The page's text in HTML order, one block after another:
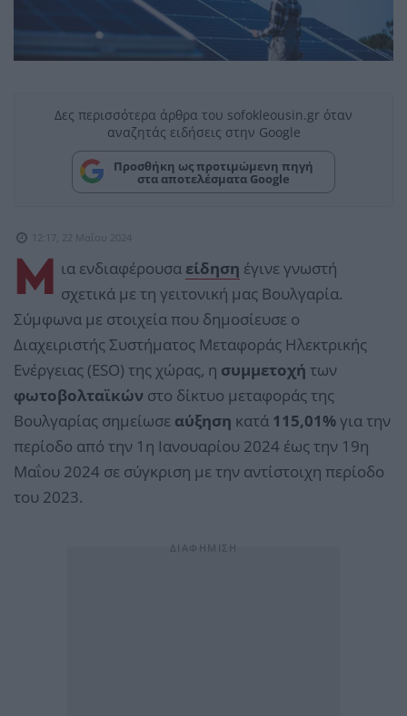
Δες περισσότερα άρθρα του sofokleousin.gr όταν
αναζητάς ειδήσεις στην Google
Προσθήκη ως προτιμώμενη πηγή
στα αποτελέσματα Google
12:17, 22 Μαΐου 2024
Μ ια ενδιαφέρουσα είδηση έγινε γνωστή
σχετικά με τη γειτονική μας Βουλγαρία.
Σύμφωνα με στοιχεία που δημοσίευσε ο
Διαχειριστής Συστήματος Μεταφοράς Ηλεκτρικής
Ενέργειας (ESO) της χώρας, η συμμετοχή των
φωτοβολταϊκών στο δίκτυο μεταφοράς της
Βουλγαρίας σημείωσε αύξηση κατά 115,01%για την
περίοδο από την 1η Ιανουαρίου 2024 έως την 19η
Μαΐου 2024 σε σύγκριση με την αντίστοιχη περίοδο
του 2023.